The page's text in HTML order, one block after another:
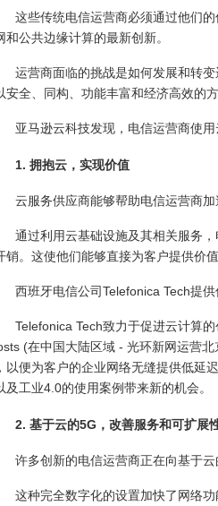
些传统电信运营商必须通过他们的
和公共边缘计算的最新创新。
营商面临的挑战是如何发展和转变
安全、同构、功能丰富和经济高效的
马逊云科技发现，电信运营商使用
拥抱云，实现价值
服务供应商能够帮助电信运营商加
过利用云基础设施及其相关服务，
销。这使他们能够直接为客户提供价值
班牙电信公司Telefonica Tech提供
Tech致力于促进云计算的
(在中国大陆区域 - 光环新网运营
以便为客户的企业网络无缝提供低延
及工业4.0的使用案例带来新的机会。
基于云的5G，改善服务和可扩展
多创新的电信运营商正在向基于云
种完全数字化的设置加快了网络功